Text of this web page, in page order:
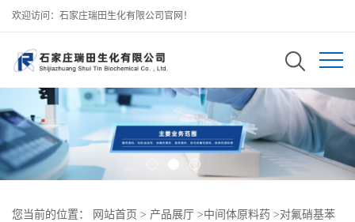
欢迎访问：石家庄瑞田生化有限公司官网！
您当前的位置： 网站首页 > 产品展厅 >中间体原料药 >对氟硝基苯